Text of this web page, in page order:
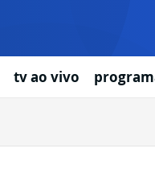
tv ao vivo